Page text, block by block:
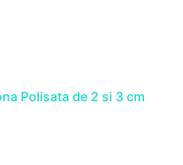
Polisata de 2 si 3 cm